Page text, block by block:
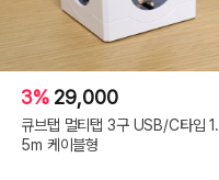
3% 29,000
큐브탭 멀티탭 3구 USB/C타입 1.
5m 케이블형